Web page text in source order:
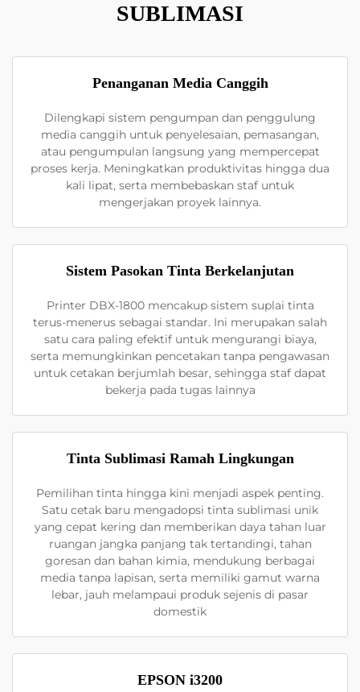
SUBLIMASI
Penanganan Media Canggih
Dilengkapi sistem pengumpan dan penggulung
media canggih untuk penyelesaian, pemasangan,
atau pengumpulan langsung yang mempercepat
proses kerja. Meningkatkan produktivitas hingga dua
kali lipat, serta membebaskan staf untuk
mengerjakan proyek lainnya.
Sistem Pasokan Tinta Berkelanjutan
Printer DBX-1800 mencakup sistem suplai tinta
terus-menerus sebagai standar. Ini merupakan salah
satu cara paling efektif untuk mengurangi biaya,
serta memungkinkan pencetakan tanpa pengawasan
untuk cetakan berjumlah besar, sehingga staf dapat
bekerja pada tugas lainnya
Tinta Sublimasi Ramah Lingkungan
Pemilihan tinta hingga kini menjadi aspek penting.
Satu cetak baru mengadopsi tinta sublimasi unik
yang cepat kering dan memberikan daya tahan luar
ruangan jangka panjang tak tertandingi, tahan
goresan dan bahan kimia, mendukung berbagai
media tanpa lapisan, serta memiliki gamut warna
lebar, jauh melampaui produk sejenis di pasar
domestik
EPSON i3200